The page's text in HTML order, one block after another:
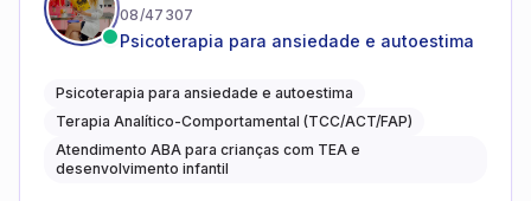
08/47307
Psicoterapia para ansiedade e autoestima
Psicoterapia para ansiedade e autoestima
Terapia Analítico-Comportamental (TCC/ACT/FAP)
Atendimento ABA para crianças com TEA e
desenvolvimento infantil